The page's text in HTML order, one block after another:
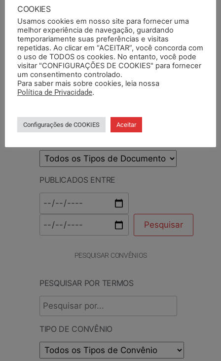
PESQUISAR DOCUMENTO
PESQUISAR POR TERMOS
BASE DA CATEGORIA
PUBLICADOS ENTRE
PESQUISAR CONVÊNIOS
PESQUISAR POR TERMOS
TIPO DE CONVÊNIO
COOKIES
Usamos cookies em nosso site para fornecer uma
melhor experiência de navegação, guardando
temporariamente suas preferências e visitas
repetidas. Ao clicar em “ACEITAR”, você concorda com
o uso de TODOS os cookies. No entanto, você pode
visitar "CONFIGURAÇÕES DE COOKIES" para fornecer
um consentimento controlado.
Para saber mais sobre cookies, leia nossa
Política de Privacidade.
Configurações de COOKIES Aceitar